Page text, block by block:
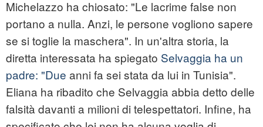
Michelazzo ha chiosato: "Le lacrime false non
portano a nulla. Anzi, le persone vogliono sapere
se si toglie la maschera". In un'altra storia, la
diretta interessata ha spiegato Selvaggia ha un
padre: "Due anni fa sei stata da lui in Tunisia".
Eliana ha ribadito che Selvaggia abbia detto delle
falsità davanti a milioni di telespettatori. Infine, ha